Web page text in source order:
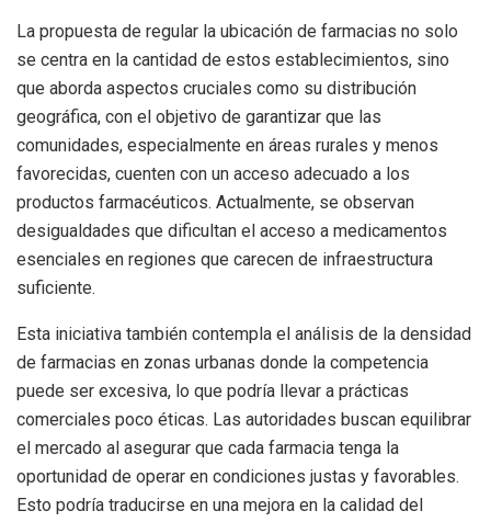
La propuesta de regular la ubicación de farmacias no solo
se centra en la cantidad de estos establecimientos, sino
que aborda aspectos cruciales como su distribución
geográfica, con el objetivo de garantizar que las
comunidades, especialmente en áreas rurales y menos
favorecidas, cuenten con un acceso adecuado a los
productos farmacéuticos. Actualmente, se observan
desigualdades que dificultan el acceso a medicamentos
esenciales en regiones que carecen de infraestructura
suficiente.
Esta iniciativa también contempla el análisis de la densidad
de farmacias en zonas urbanas donde la competencia
puede ser excesiva, lo que podría llevar a prácticas
comerciales poco éticas. Las autoridades buscan equilibrar
el mercado al asegurar que cada farmacia tenga la
oportunidad de operar en condiciones justas y favorables.
Esto podría traducirse en una mejora en la calidad del